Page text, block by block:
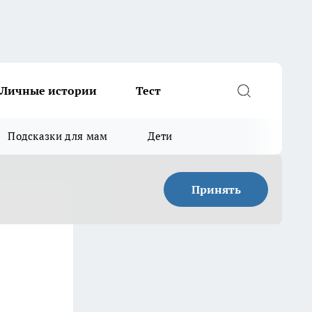
Личные истории Тест
Подсказки для мам Дети
Принять